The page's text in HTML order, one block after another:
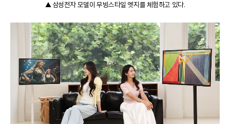
▲ 삼성전자 모델이 무빙스타일 엣지를 체험하고 있다.